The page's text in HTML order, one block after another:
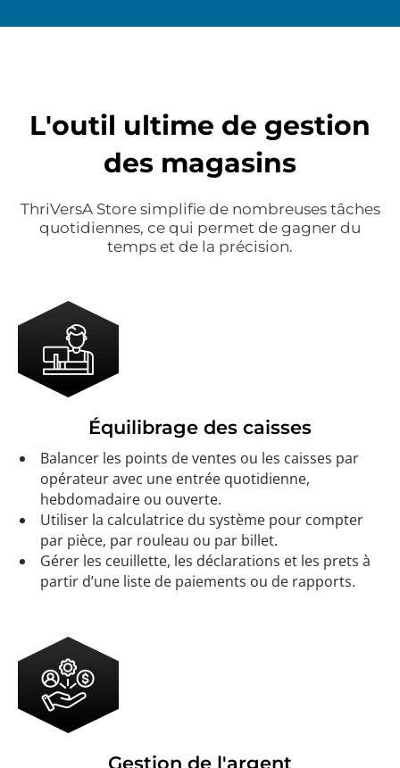
L'outil ultime de gestion
des magasins
ThriVersA Store simplifie de nombreuses tâches
quotidiennes, ce qui permet de gagner du
temps et de la précision.
Équilibrage des caisses
Balancer les points de ventes ou les caisses par
opérateur avec une entrée quotidienne,
hebdomadaire ou ouverte.
Utiliser la calculatrice du système pour compter
par pièce, par rouleau ou par billet.
Gérer les ceuillette, les déclarations et les prets à
partir d’une liste de paiements ou de rapports.
Gestion de l'argent